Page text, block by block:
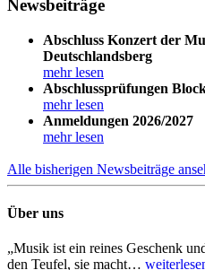
Newsbeiträge
Abschluss Konzert der
Deutschlandsberg
mehr lesen
Abschlussprüfungen
mehr lesen
Anmeldungen 2026/2027
mehr lesen
Alle bisherigen Newsbeiträge
Über uns
„Musik ist ein reines Geschenk
den Teufel, sie macht…